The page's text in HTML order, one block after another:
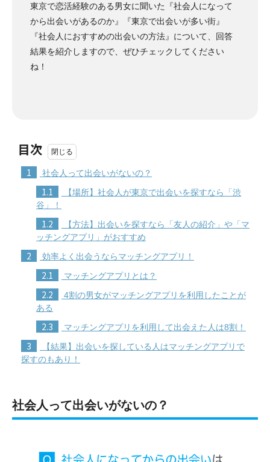
東京で恋活経験のある男女に聞いた『社会人になって
から出会いがあるのか』『東京で出会いが多い街』
『社会人におすすめの出会いの方法』について、回答
結果を紹介しますので、ぜひチェックしてください
ね！
目次
1 社会人って出会いがないの？
1.1
【場所】社会人が東京で出会いを探すなら「渋
谷」！
1.2
【方法】出会いを探すなら「友人の紹介」や「マ
ッチングアプリ」がおすすめ
2 効率よく出会うならマッチングアプリ！
2.1 マッチングアプリとは？
2.2
4割の男女がマッチングアプリを利用したことが
ある
2.3 マッチングアプリを利用して出会えた人は8割！
3
【結果】出会いを探している人はマッチングアプリで
探すのもあり！
社会人って出会いがないの？